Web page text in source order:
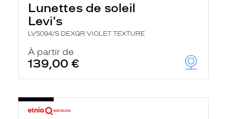
Lunettes de soleil
Levi's
LV5094/S DEXQR VIOLET TEXTURE
À partir de
139,00 €